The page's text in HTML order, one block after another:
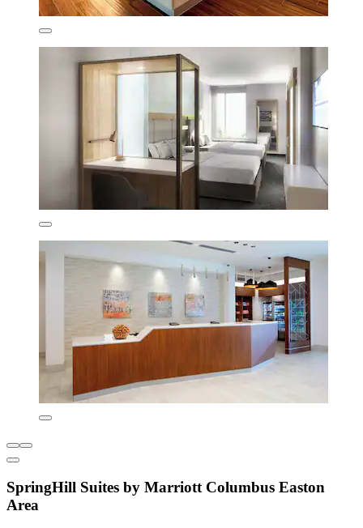
SpringHill Suites by Marriott Columbus Easton
Area